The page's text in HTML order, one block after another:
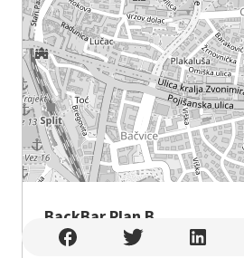
BackBar Plan B
BackBar Plan B , Split